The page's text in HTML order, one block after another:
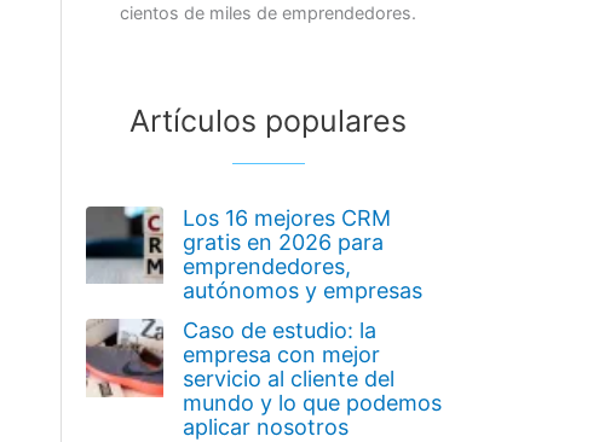
cientos de miles de emprendedores.
Artículos populares
Los 16 mejores CRM
gratis en 2026 para
emprendedores,
autónomos y empresas
Caso de estudio: la
empresa con mejor
servicio al cliente del
mundo y lo que podemos
aplicar nosotros